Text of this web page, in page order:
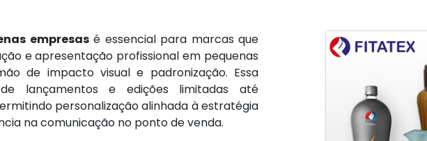
empresasé essencial para marcas que
e apresentação profissional em pequenas
de impacto visual e padronização. Essa
lançamentos e edições limitadas até
personalização alinhada à estratégia
na comunicação no ponto de venda.